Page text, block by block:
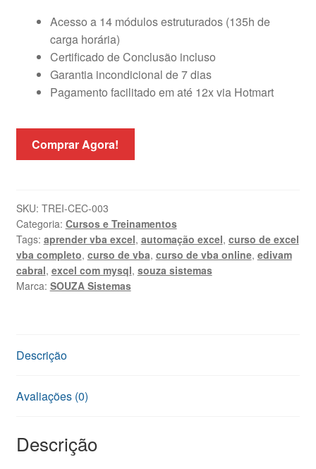
Acesso a 14 módulos estruturados (135h de
carga horária)
Certificado de Conclusão incluso
Garantia incondicional de 7 dias
Pagamento facilitado em até 12x via Hotmart
Comprar Agora!
SKU: TREI-CEC-003
Categoria: Cursos e Treinamentos
Tags: aprender vba excel, automação excel, curso de excel
vba completo, curso de vba, curso de vba online, edivam
cabral, excel com mysql, souza sistemas
Marca: SOUZA Sistemas
Descrição
Avaliações (0)
Descrição